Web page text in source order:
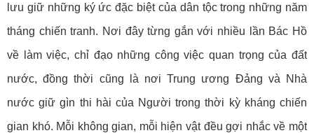
lưu giữ những ký ức đặc biệt của dân tộc trong những năm
tháng chiến tranh. Nơi đây từng gắn với nhiều lần Bác Hồ
về làm việc, chỉ đạo những công việc quan trọng của đất
nước, đồng thời cũng là nơi Trung ương Đảng và Nhà
nước giữ gìn thi hài của Người trong thời kỳ kháng chiến
gian khó. Mỗi không gian, mỗi hiện vật đều gợi nhắc về một